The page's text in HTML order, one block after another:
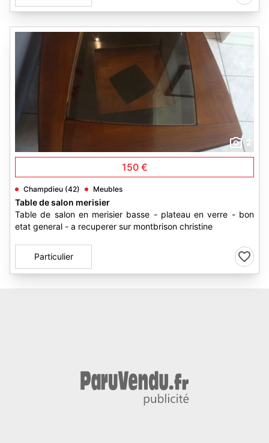
2
150 €
Champdieu (42) Meubles
Table de salon merisier
Table de salon en merisier basse - plateau en verre - bon
etat general - a recuperer sur montbrison christine
Particulier